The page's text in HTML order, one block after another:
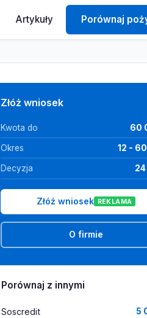
Artykuły Porównaj
Złóż wniosek
Kwota do 60
Okres 12 -
Decyzja
Złóż wniosek REKLAMA
O firmie
Porównaj z innymi
Soscredit 5